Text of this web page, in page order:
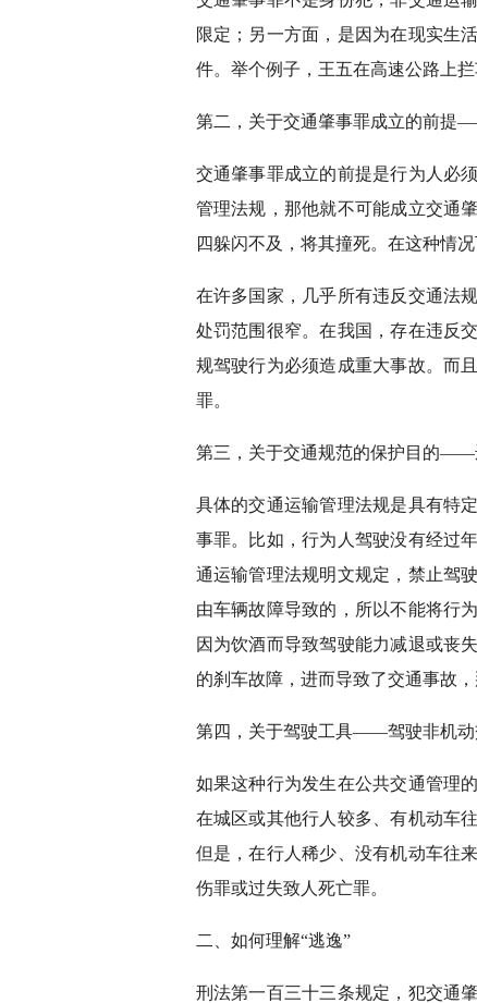
限定；另一方面，是因为在现实生
件。举个例子，王五在高速公路上
第二，关于交通肇事罪成立的前提
交通肇事罪成立的前提是行为人必
管理法规，那他就不可能成立交通
四躲闪不及，将其撞死。在这种情
在许多国家，几乎所有违反交通法
处罚范围很窄。在我国，存在违反
规驾驶行为必须造成重大事故。而
罪。
第三，关于交通规范的保护目的——
具体的交通运输管理法规是具有特
事罪。比如，行为人驾驶没有经过
通运输管理法规明文规定，禁止驾
由车辆故障导致的，所以不能将行
因为饮酒而导致驾驶能力减退或丧
的刹车故障，进而导致了交通事故
第四，关于驾驶工具——驾驶非机动
如果这种行为发生在公共交通管理
在城区或其他行人较多、有机动车
但是，在行人稀少、没有机动车往
伤罪或过失致人死亡罪。
二、如何理解“逃逸”
刑法第一百三十三条规定，犯交通